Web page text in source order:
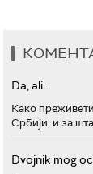
Da, ali...
Како
Србији, и за
Dvojnik mog